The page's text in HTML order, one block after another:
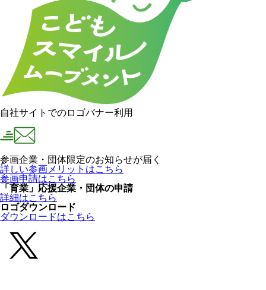
自社サイトでのロゴバナー利用
参画企業・団体限定のお知らせが届く
詳しい参画メリットはこちら
参画申請はこちら
「育業」応援企業・団体の申請
詳細はこちら
ロゴダウンロード
ダウンロードはこちら